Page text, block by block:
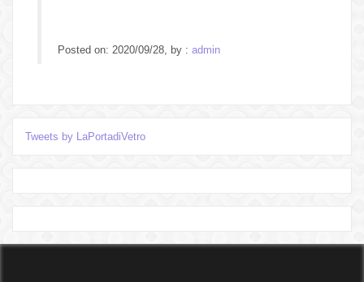
Posted on: 2020/09/28, by : admin
Tweets by LaPortadiVetro